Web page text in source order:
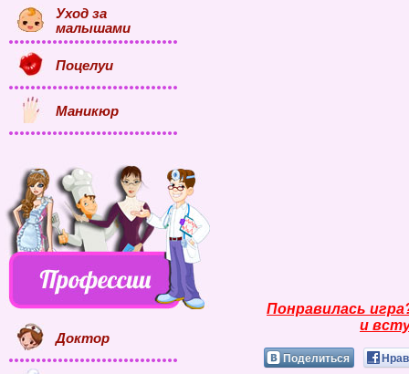
Понравилась
и
Поделиться
Уход за
малышами
Поцелуи
Маникюр
Доктор